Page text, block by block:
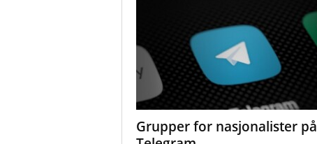
Grupper for nasjonalister på